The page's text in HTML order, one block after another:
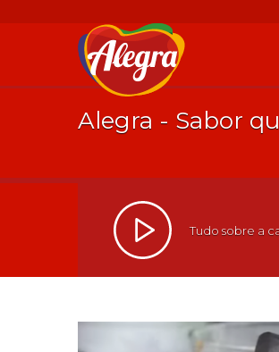
Alegra - Sabor
Tudo sobre a